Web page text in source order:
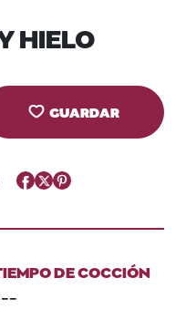
HIELO
GUARDAR
Facebook
TwitterPinterest
DE COCCIÓN